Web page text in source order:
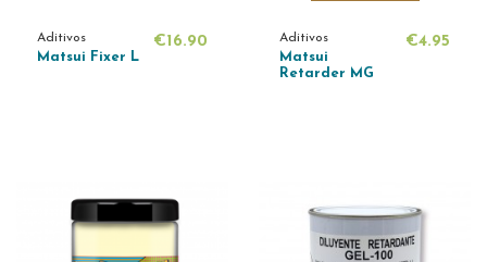
Aditivos
Matsui Fixer L
€16.90 Aditivos
Matsui
Retarder MG
€4.95